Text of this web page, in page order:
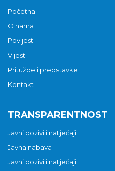
Početna
O nama
Povijest
Vijesti
Pritužbe i predstavke
Kontakt
TRANSPARENTNOST
Javni pozivi i natječaji
Javna nabava
Javni pozivi i natječaji